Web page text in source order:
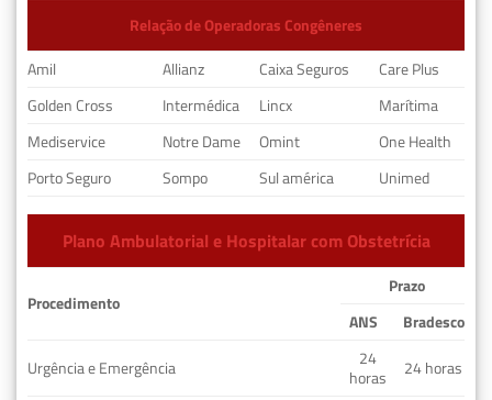
Relação de Operadoras Congêneres
Amil
Allianz Caixa Seguros
Care Plus
Golden Cross
Intermédica Lincx
Marítima
Mediservice
Notre Dame Omint
One Health
Porto Seguro
Sompo Sul américa Unimed
Plano Ambulatorial e Hospitalar com Obstetrícia
Procedimento
Prazo
ANS
Bradesco
Urgência e Emergência
24
horas
24 horas